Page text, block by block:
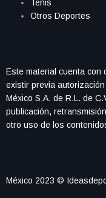
Tenis
Otros Deportes
Este material cuenta con
existir previa
México S.A. de R.L. de
publicación,
otro uso de los
México 2023 ©